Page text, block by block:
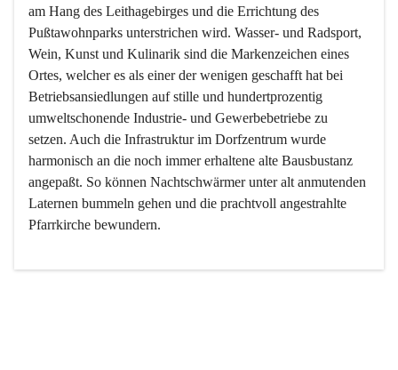
am Hang des Leithagebirges und die Errichtung des
Pußtawohnparks unterstrichen wird. Wasser- und Radsport,
Wein, Kunst und Kulinarik sind die Markenzeichen eines
Ortes, welcher es als einer der wenigen geschafft hat bei
Betriebsansiedlungen auf stille und hundertprozentig
umweltschonende Industrie- und Gewerbebetriebe zu
setzen. Auch die Infrastruktur im Dorfzentrum wurde
harmonisch an die noch immer erhaltene alte Bausbustanz
angepaßt. So können Nachtschwärmer unter alt anmutenden
Laternen bummeln gehen und die prachtvoll angestrahlte
Pfarrkirche bewundern.
Der Weinbau dominert heute nicht mehr, ist aber integrativer